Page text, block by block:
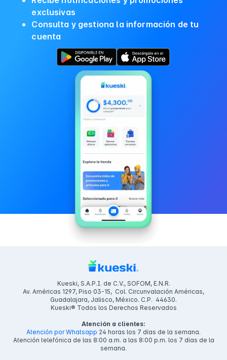
exclusivas
Consulta y gestiona la información de tu
cuenta
Kueski, S.A.P.I. de C.V., SOFOM, E.N.R.
Av. Américas 1297, Piso 03-15, Col. Circunvalación Américas,
Guadalajara, Jalisco, México. C.P. 44630.
Kueski® Todos los Derechos Reservados
Atención a clientes:
Atención por Whatsapp 24 horas los 7 días de la semana.
Atención telefónica de las 8:00 a.m. a las 8:00 p.m. los 7 días de la
semana.